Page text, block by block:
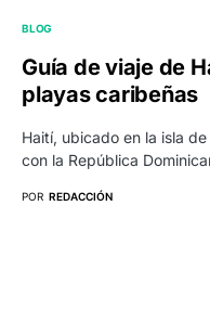
BLOG
Guía de viaje de
playas caribeñas
Haití, ubicado en la isla
con la República
POR REDACCIÓN